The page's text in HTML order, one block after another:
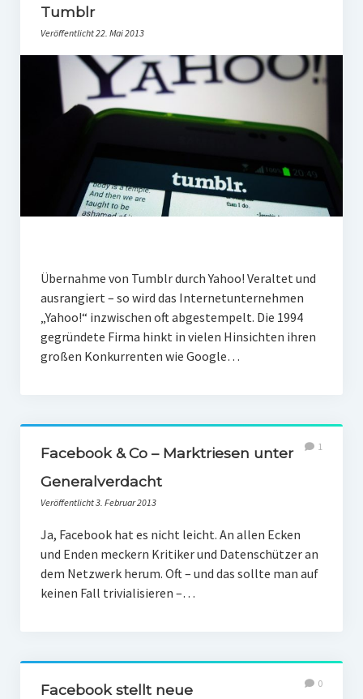
Tumblr
Veröffentlicht 22. Mai 2013
Übernahme von Tumblr durch Yahoo! Veraltet und
ausrangiert – so wird das Internetunternehmen
„Yahoo!“ inzwischen oft abgestempelt. Die 1994
gegründete Firma hinkt in vielen Hinsichten ihren
großen Konkurrenten wie Google…
Facebook & Co – Marktriesen unter
Generalverdacht
Veröffentlicht 3. Februar 2013
1
Ja, Facebook hat es nicht leicht. An allen Ecken
und Enden meckern Kritiker und Datenschützer an
dem Netzwerk herum. Oft – und das sollte man auf
keinen Fall trivialisieren –…
Facebook stellt neue
0